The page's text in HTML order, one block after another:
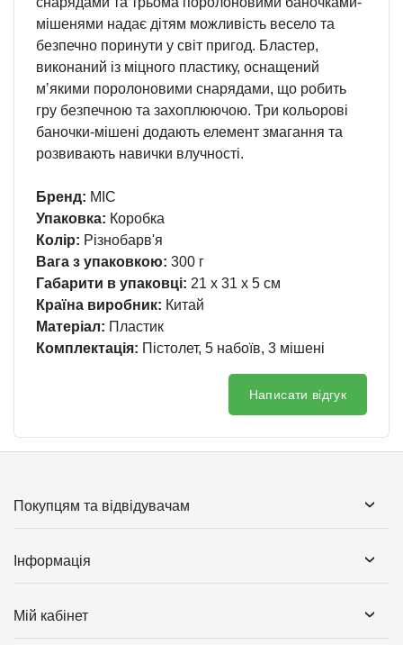
мішенями надає дітям можливість весело та
безпечно поринути у світ пригод. Бластер,
виконаний із міцного пластику, оснащений
мʼякими поролоновими снарядами, що робить
гру безпечною та захоплюючою. Три кольорові
баночки-мішені додають елемент змагання та
розвивають навички влучності.
Бренд: MIC
Упаковка: Коробка
Колір: Різнобарв'я
Вага з упаковкою: 300 г
Габарити в упаковці: 21 x 31 x 5 см
Країна виробник: Китай
Матеріал: Пластик
Комплектація: Пістолет, 5 набоїв, 3 мішені
Написати відгук
Покупцям та відвідувачам
Інформація
Мій кабінет